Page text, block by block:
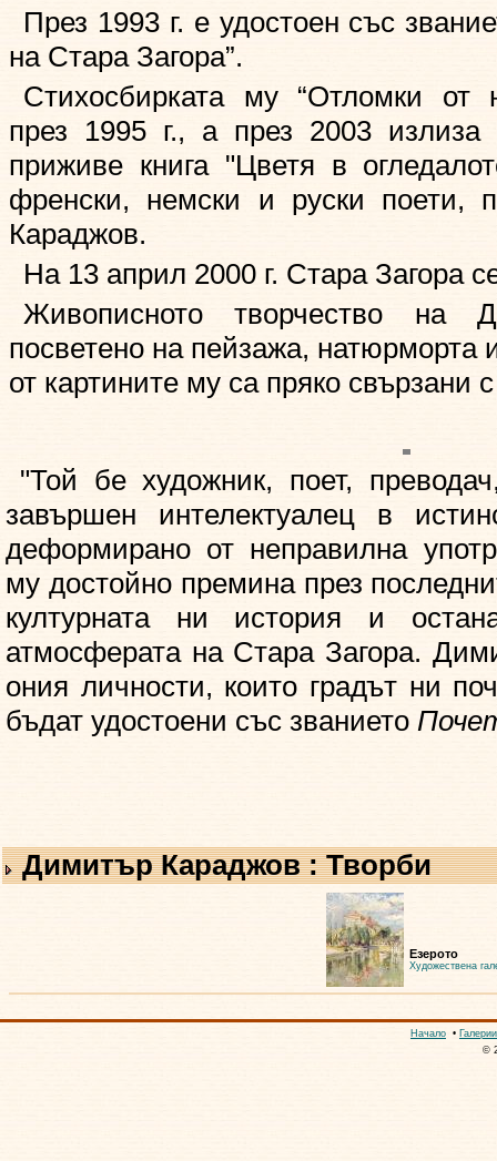
През 1993 г. е удостоен със
на Стара Загора”.
Стихосбирката му “Отломки от
през 1995 г., а през 2003 излиза
приживе книга "Цветя в
френски, немски и руски поети,
Караджов.
На 13 април 2000 г. Стара Загора
Живописното творчество на
посветено на пейзажа, натюрморта
от картините му са пряко свързани
"Той бе художник, поет,
завършен интелектуалец в
деформирано от неправилна
му достойно премина през
културната ни история и
атмосферата на Стара Загора.
ония личности, които градът ни
бъдат удостоени със званието
Димитър Караджов : Творби
Езерото
Художествена
Начало • Галерии
©